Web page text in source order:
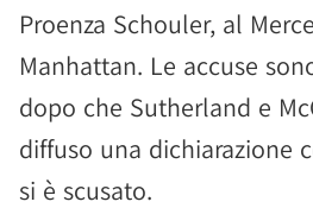
Proenza Schouler, al
Manhattan. Le accuse
dopo che Sutherland e
diffuso una dichiarazione
si è scusato.